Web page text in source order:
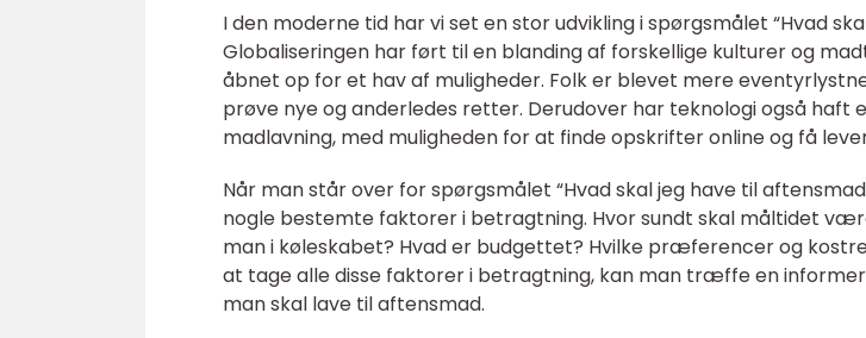
I den moderne tid har vi set en stor udvikling i spørgsmålet “Hvad
Globaliseringen har ført til en blanding af forskellige kulturer og
åbnet op for et hav af muligheder. Folk er blevet mere
prøve nye og anderledes retter. Derudover har teknologi også haft
madlavning, med muligheden for at finde opskrifter online og få
Når man står over for spørgsmålet “Hvad skal jeg have til
nogle bestemte faktorer i betragtning. Hvor sundt skal måltidet
man i køleskabet? Hvad er budgettet? Hvilke præferencer og
at tage alle disse faktorer i betragtning, kan man træffe en
man skal lave til aftensmad.